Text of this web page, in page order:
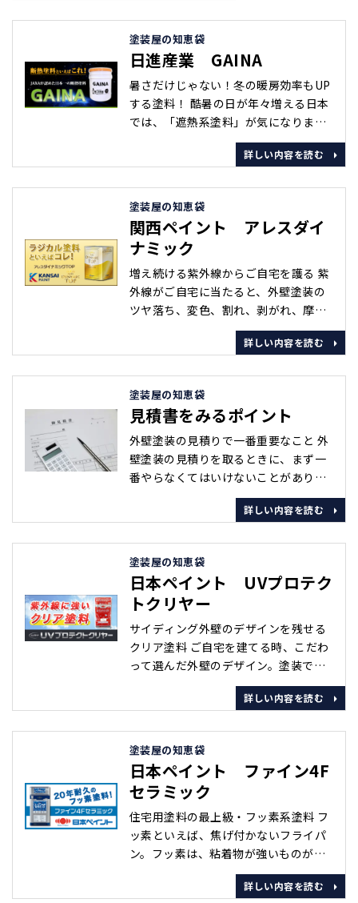
で最近よく使われる塗料のひとつとな
りました。 その中でもパーフェクトシ
リーズは業界でも非常に評判が良く、
人気の高い塗料です。 &･･･
塗装屋の知恵袋
日進産業 GAINA
暑さだけじゃない！冬の暖房効率もUP
する塗料！ 酷暑の日が年々増える日本
では、「遮熱系塗料」が気になります
が、冬だって寒い。断熱性能だって気
にもテラスにも塗装できるという特徴
があります。 住宅の内装としてよく利
用されるビニールクロスの部屋と、ガ
イナを塗装した部屋で、体温の下がり
方･･･
詳しい内容を読む
塗装屋の知恵袋
関西ペイント アレスダイ
ナミック
増え続ける紫外線からご自宅を護る 紫
外線がご自宅に当たると、外壁塗装の
ツヤ落ち、変色、割れ、剥がれ、摩
耗・風化といった影響が現れます。こ
れは、塗料に含まれる酸化チタンが紫
です。 オゾン層破壊の影響から、地上
に届く紫外線の量は年々増え続けてい
ます。これからご自宅へ塗装する塗料
に、ラジカル制御系塗料を検討されて
みませんか？･･･
詳しい内容を読む
塗装屋の知恵袋
見積書をみるポイント
外壁塗装の見積りで一番重要なこと 外
壁塗装の見積りを取るときに、まず一
番やらなくてはいけないことがありま
す。それは、『相見積りをとること』
です。 営業マンがどんなにいい人で
ば、最低3社くらいあるといいですね。
数社見積りを取ると、金額の違いや、
いろいろな違いに気が付きます。ここ
では、それらの違いについてご説明致
します。･･･
詳しい内容を読む
塗装屋の知恵袋
日本ペイント UVプロテク
トクリヤー
サイディング外壁のデザインを残せる
クリア塗料 ご自宅を建てる時、こだわ
って選んだ外壁のデザイン。塗装で塗
りつぶされてしまっては悲しいですよ
ね。 しかし、雨漏りなどの不具合を防
UVプロテクトクリヤーシリーズなら、
塗料に色がついていないから、外壁の
デザインそのままにご自宅をメンテナ
ンスすることが可能です。また、ツヤ
あり･･･
詳しい内容を読む
塗装屋の知恵袋
日本ペイント ファイン4F
セラミック
住宅用塗料の最上級・フッ素系塗料 フ
ッ素といえば、焦げ付かないフライパ
ン。フッ素は、粘着物が強いものが付
着しても剥がれやすい、気候の変化・
薬品・熱に強く、燃えにくいなどの特
詳しい内容を読む